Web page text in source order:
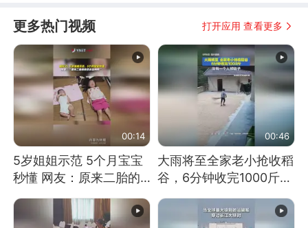
更多热门视频 打开应用 查看更多
00:14
5岁姐姐示范 5个月宝宝
秒懂 网友：原来二胎的
00:46
大雨将至全家老小抢收稻
谷，6分钟收完1000斤，